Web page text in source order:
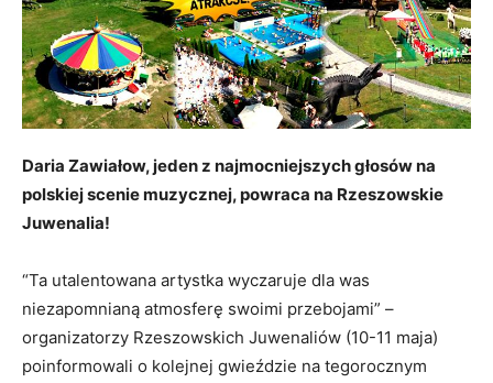
Daria Zawiałow, jeden z najmocniejszych głosów na
polskiej scenie muzycznej, powraca na Rzeszowskie
Juwenalia!
“Ta utalentowana artystka wyczaruje dla was
niezapomnianą atmosferę swoimi przebojami” –
organizatorzy Rzeszowskich Juwenaliów (10-11 maja)
poinformowali o kolejnej gwieździe na tegorocznym